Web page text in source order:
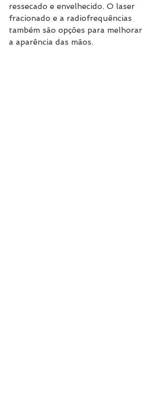
ressecado e envelhecido. O laser
fracionado e a radiofrequências
também são opções para melhorar
a aparência das mãos.